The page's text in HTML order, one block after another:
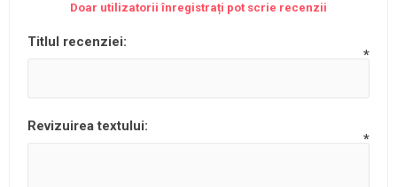
Doar utilizatorii înregistrați pot scrie recenzii
Titlul recenziei:
*
Revizuirea textului:
*